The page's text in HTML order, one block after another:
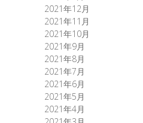
2021年12月
2021年11月
2021年10月
2021年9月
2021年8月
2021年7月
2021年6月
2021年5月
2021年4月